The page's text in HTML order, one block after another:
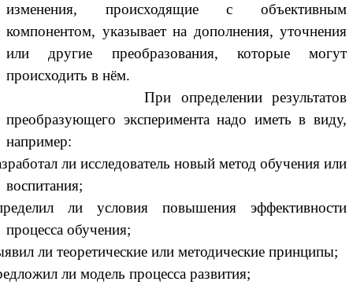
изменения, происходящие с объективным
компонентом, указывает на дополнения, уточнения
или другие преобразования, которые могут
происходить в нём.
При определении результатов
преобразующего эксперимента надо иметь в виду,
например:
ли исследователь новый метод обучения или
воспитания;
ли условия повышения эффективности
процесса обучения;
ли теоретические или методические принципы;
ли модель процесса развития;